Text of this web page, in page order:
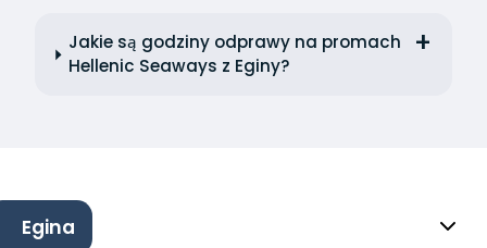
Jakie są godziny odprawy na promach
Hellenic Seaways z Eginy?
Egina